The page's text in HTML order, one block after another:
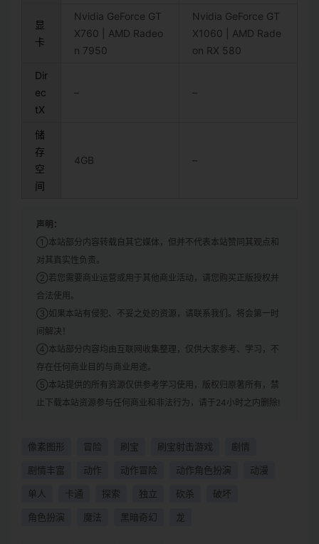
显
卡
Nvidia GeForce GT
X760 | AMD Radeo
n 7950
Nvidia GeForce GT
X1060 | AMD Rade
on RX 580
Dir
ec
tX
– –
储
存
空
间
4GB –
声明：
①本站部分内容转载自其它媒体，但并不代表本站赞同其观点和
对其真实性负责。
②若您需要商业运营或用于其他商业活动，请您购买正版授权并
合法使用。
③如果本站有侵犯、不妥之处的资源，请联系我们。将会第一时
间解决！
④本站部分内容均由互联网收集整理，仅供大家参考、学习，不
存在任何商业目的与商业用途。
⑤本站提供的所有资源仅供参考学习使用，版权归原著所有，禁
止下载本站资源参与任何商业和非法行为，请于24小时之内删除!
像素图形 冒险 刷宝 刷宝射击游戏 剧情
剧情丰富 动作 动作冒险 动作角色扮演 动漫
单人 卡通 探索 独立 砍杀 破坏
角色扮演 魔法 黑暗奇幻 龙